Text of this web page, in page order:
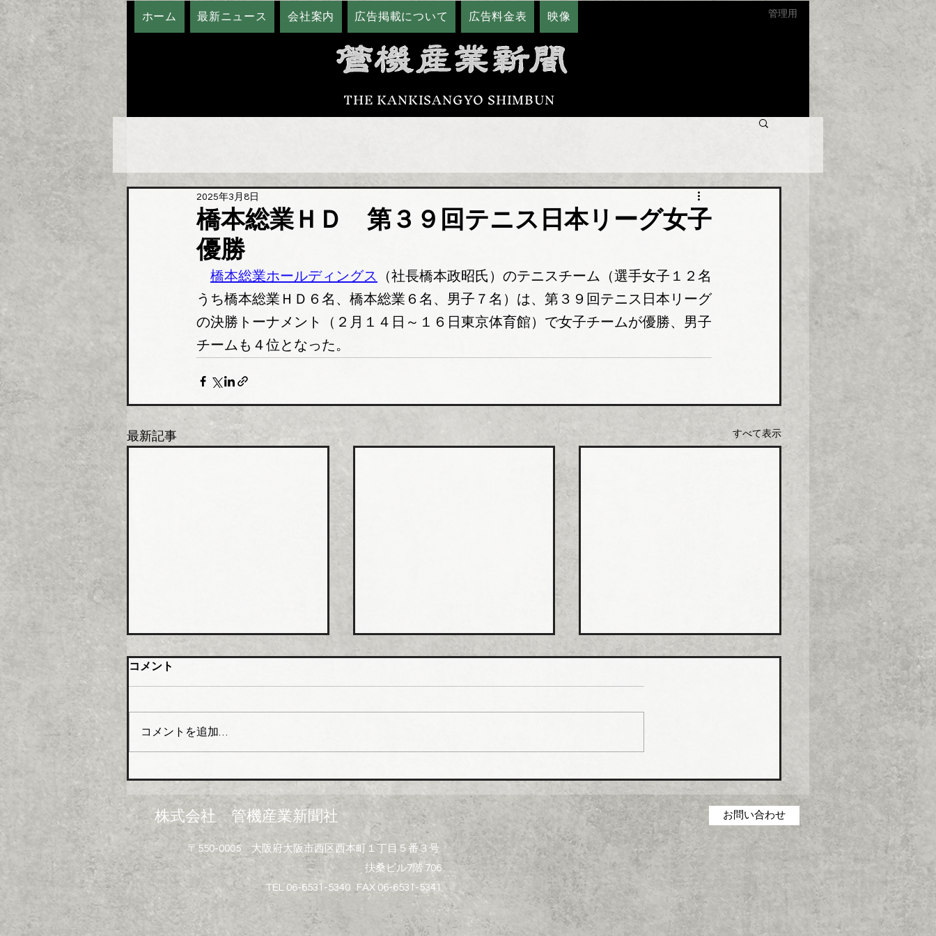
ホーム 最新ニュース 会社案内 広告掲載について 広告料金表 映像
THE KANKISANGYO SHIMBUN
管理用
橋本総業ＨＤ 第３９回テニス日本リーグ女子
優勝
2025年3月8日
橋本総業ホールディングス （社長橋本政昭氏）のテニスチーム（選手女子１２名
うち橋本総業ＨＤ６名、橋本総業６名、男子７名）は、第３９回テニス日本リーグ
の決勝トーナメント（２月１４日～１６日東京体育館）で女子チームが優勝、男子
チームも４位となった。
最新記事 すべて表示
橋本総業 新関西配送センタ
ー開設
貞一氏）はこのほど関西№１の
在庫アイテムと物流体制の強化
た倉庫を移転し新関西配送セン
ターとして業務を開始した。
新関西配送センターは、地上５
階建（倉庫部分４層）鉄骨造で
敷地面積は約３６０２坪、延床
面積は約７２９４坪。５階部分
にはイベントや勉強会などを開
催できる研修室も設けられてい
る。 配送面でも利便性にすぐ
日本継手 管継手など９月か
手やコア継手、ステンレスねじ
各種管継手と関連部材について
価格改定を実施する。 管継手
類の原材料、副資材の調達コス
トの高騰に加えて、エネルギー
コストの上昇やその他の資材価
格、輸送コストなど間接費用も
増大しており、企業努力だけで
は製造コストを吸収することが
困難な状況と判断。安定的な供
積水化学工業 強化プラ複合
上げ
０月１日出荷分から１０％以上
コメント
コメントを追加…
株式会社 管機産業新聞社 お問い合わせ
〒550-0005 大阪府大阪市西区西本町１丁目５番３号
扶桑ビル7階 706
TEL 06-6531-5340 FAX 06-6531-5341